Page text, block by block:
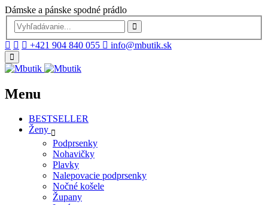
Dámske a pánske spodné prádlo
+421 904 840 055 info@mbutik.sk
Menu
BESTSELLER
Ženy
Podprsenky
Nohavičky
Plavky
Nalepovacie podprsenky
Nočné košele
Župany